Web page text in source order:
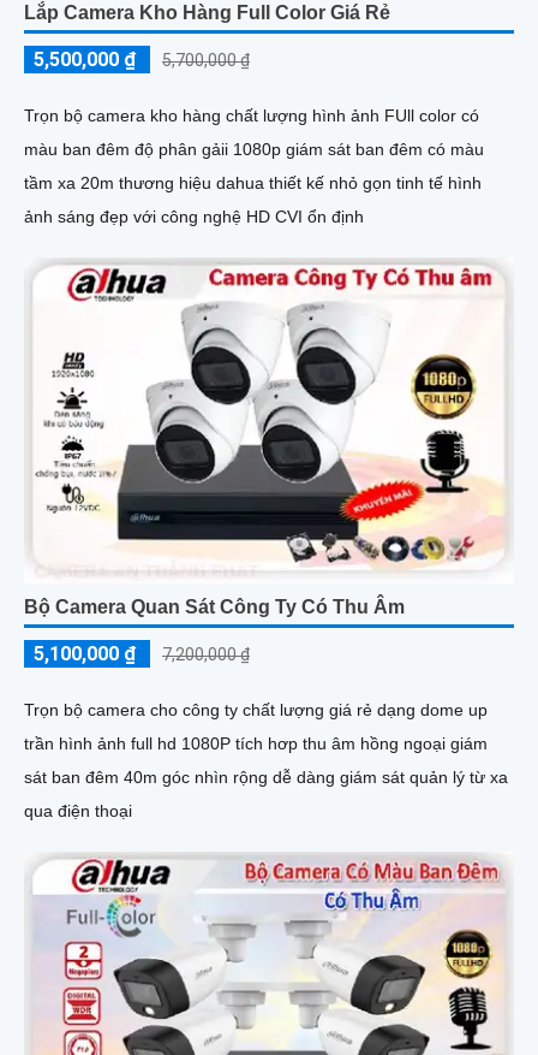
Lắp Camera Kho Hàng Full Color Giá Rẻ
5,500,000 ₫ 5,700,000 ₫
Trọn bộ camera kho hàng chất lượng hình ảnh FUll color có
màu ban đêm độ phân gảii 1080p giám sát ban đêm có màu
tầm xa 20m thương hiệu dahua thiết kế nhỏ gọn tinh tế hình
ảnh sáng đẹp với công nghệ HD CVI ổn định
Bộ Camera Quan Sát Công Ty Có Thu Âm
5,100,000 ₫ 7,200,000 ₫
Trọn bộ camera cho công ty chất lượng giá rẻ dạng dome up
trần hình ảnh full hd 1080P tích hơp thu âm hồng ngoại giám
sát ban đêm 40m góc nhìn rộng dễ dàng giám sát quản lý từ xa
qua điện thoại